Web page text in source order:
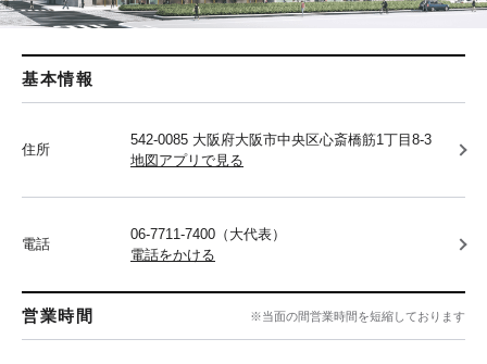
基本情報
住所
542-0085 大阪府大阪市中央区心斎橋筋1丁目8-3
地図アプリで見る
電話
06-7711-7400（大代表）
電話をかける
営業時間 ※当面の間営業時間を短縮しております